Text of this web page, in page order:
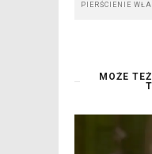
PIERŚCIENIE
MOŻE